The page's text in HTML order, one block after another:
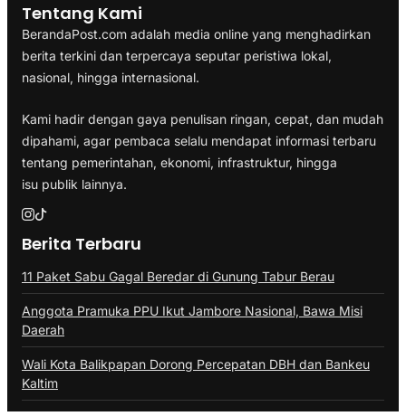
Tentang Kami
BerandaPost.com adalah media online yang menghadirkan
berita terkini dan terpercaya seputar peristiwa lokal,
nasional, hingga internasional.
Kami hadir dengan gaya penulisan ringan, cepat, dan mudah
dipahami, agar pembaca selalu mendapat informasi terbaru
tentang pemerintahan, ekonomi, infrastruktur, hingga
isu publik lainnya.
Berita Terbaru
11 Paket Sabu Gagal Beredar di Gunung Tabur Berau
Anggota Pramuka PPU Ikut Jambore Nasional, Bawa Misi
Daerah
Wali Kota Balikpapan Dorong Percepatan DBH dan Bankeu
Kaltim